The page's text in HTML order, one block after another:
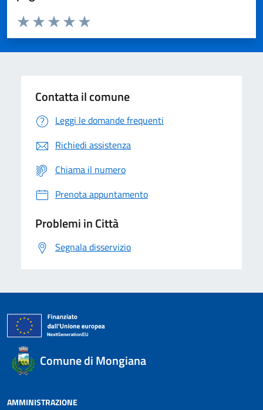
Domanda
Valuta da 1 a 5 stelle la pagina
Valuta 5 stelle su 5
Valuta 4 stelle su 5
Valuta 3 stelle su 5
Valuta 2 stelle su 5
Valuta 1 stelle su 5
Contatta il comune
Leggi le domande frequenti
Richiedi assistenza
Chiama il numero
Prenota appuntamento
Problemi in Città
Segnala disservizio
Comune di Mongiana
AMMINISTRAZIONE